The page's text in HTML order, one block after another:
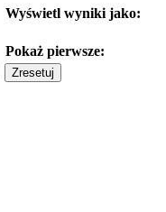
Wyświetl wyniki jako:
Pokaż pierwsze: